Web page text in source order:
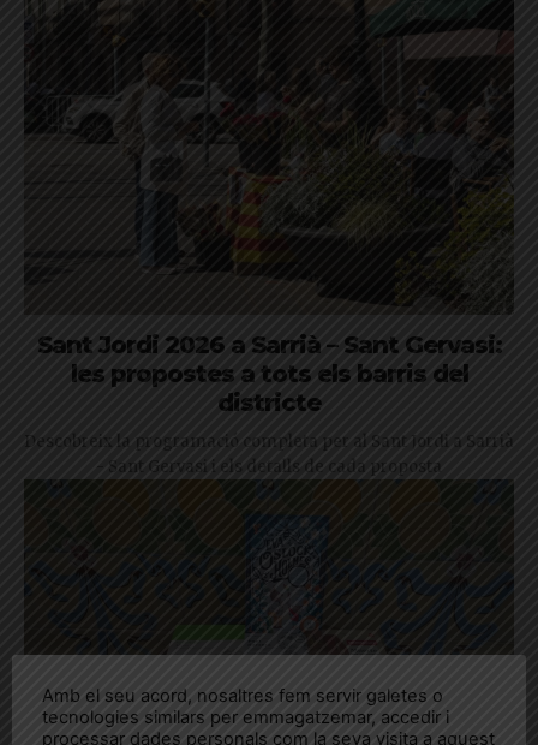
Sant Jordi 2026 a Sarrià – Sant Gervasi:
les propostes a tots els barris del
districte
Descobreix la programació completa per al Sant Jordi a Sarrià
- Sant Gervasi i els detalls de cada proposta
Amb el seu acord, nosaltres fem servir galetes o
tecnologies similars per emmagatzemar, accedir i
processar dades personals com la seva visita a aquest